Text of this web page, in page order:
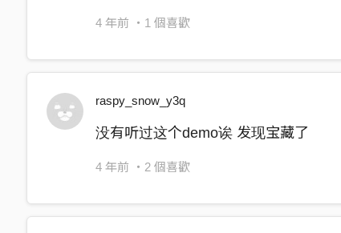
4 年前 ・1 個喜歡
raspy_snow_y3q
没有听过这个demo诶 发现宝藏了
4 年前 ・2 個喜歡